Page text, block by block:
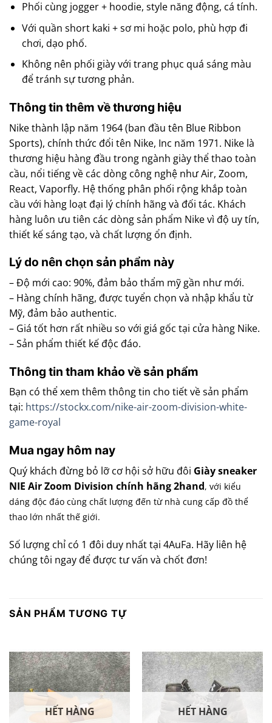
Phối cùng jogger + hoodie, style năng động, cá tính.
Với quần short kaki + sơ mi hoặc polo, phù hợp đi
chơi, dạo phố.
Không nên phối giày với trang phục quá sáng màu
để tránh sự tương phản.
Thông tin thêm về thương hiệu
Nike thành lập năm 1964 (ban đầu tên Blue Ribbon
Sports), chính thức đổi tên Nike, Inc năm 1971. Nike là
thương hiệu hàng đầu trong ngành giày thể thao toàn
cầu, nổi tiếng về các dòng công nghệ như Air, Zoom,
React, Vaporfly. Hệ thống phân phối rộng khắp toàn
cầu với hàng loạt đại lý chính hãng và đối tác. Khách
hàng luôn ưu tiên các dòng sản phẩm Nike vì độ uy tín,
thiết kế sáng tạo, và chất lượng ổn định.
Lý do nên chọn sản phẩm này
– Độ mới cao: 90%, đảm bảo thẩm mỹ gần như mới.
– Hàng chính hãng, được tuyển chọn và nhập khẩu từ
Mỹ, đảm bảo authentic.
– Giá tốt hơn rất nhiều so với giá gốc tại cửa hàng Nike.
– Sản phẩm thiết kế độc đáo.
Thông tin tham khảo về sản phẩm
Bạn có thể xem thêm thông tin cho tiết về sản phẩm
tại: https://stockx.com/nike-air-zoom-division-white-
game-royal
Mua ngay hôm nay
Quý khách đừng bỏ lỡ cơ hội sở hữu đôi Giày sneaker
NIE Air Zoom Division chính hãng 2hand, với kiểu
dáng độc đáo cùng chất lượng đến từ nhà cung cấp đồ thể
thao lớn nhất thế giới.
Số lượng chỉ có 1 đôi duy nhất tại 4AuFa. Hãy liên hệ
chúng tôi ngay để được tư vấn và chốt đơn!
SẢN PHẨM TƯƠNG TỰ
HẾT HÀNG HẾT HÀNG